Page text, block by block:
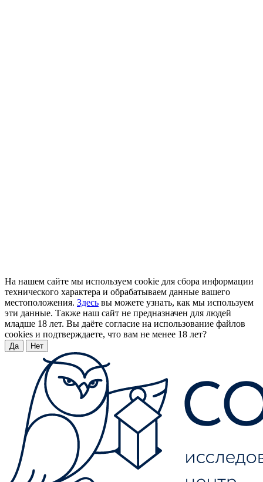
На нашем сайте мы используем cookie для сбора информации
технического характера и обрабатываем данные вашего
местоположения. Здесь вы можете узнать, как мы используем
эти данные. Также наш сайт не предназначен для людей
младше 18 лет. Вы даёте согласие на использование файлов
cookies и подтверждаете, что вам не менее 18 лет?
Да Нет